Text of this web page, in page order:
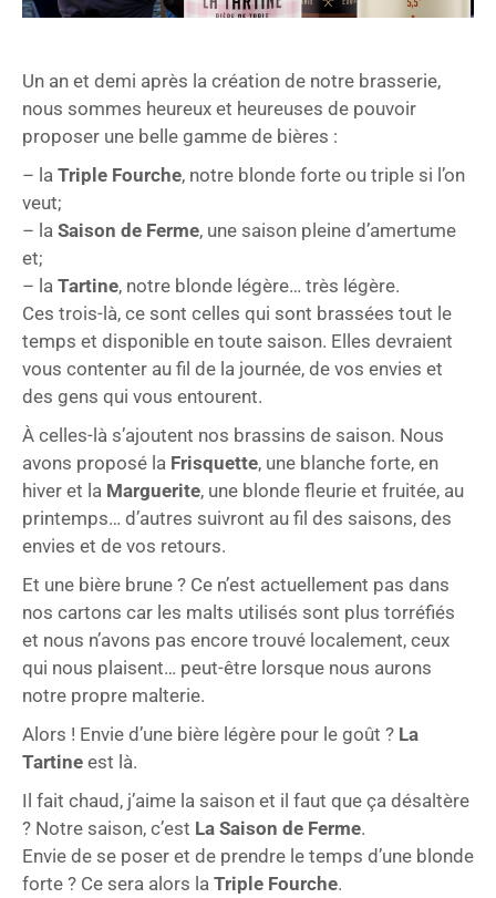
Un an et demi après la création de notre brasserie,
nous sommes heureux et heureuses de pouvoir
proposer une belle gamme de bières :
– la Triple Fourche, notre blonde forte ou triple si l’on
veut;
– la Saison de Ferme, une saison pleine d’amertume
et;
– la Tartine, notre blonde légère… très légère.
Ces trois-là, ce sont celles qui sont brassées tout le
temps et disponible en toute saison. Elles devraient
vous contenter au fil de la journée, de vos envies et
des gens qui vous entourent.
À celles-là s’ajoutent nos brassins de saison. Nous
avons proposé la Frisquette, une blanche forte, en
hiver et la Marguerite, une blonde fleurie et fruitée, au
printemps… d’autres suivront au fil des saisons, des
envies et de vos retours.
Et une bière brune ? Ce n’est actuellement pas dans
nos cartons car les malts utilisés sont plus torréfiés
et nous n’avons pas encore trouvé localement, ceux
qui nous plaisent… peut-être lorsque nous aurons
notre propre malterie.
Alors ! Envie d’une bière légère pour le goût ? La
Tartine est là.
Il fait chaud, j’aime la saison et il faut que ça désaltère
? Notre saison, c’est La Saison de Ferme.
Envie de se poser et de prendre le temps d’une blonde
forte ? Ce sera alors la Triple Fourche.